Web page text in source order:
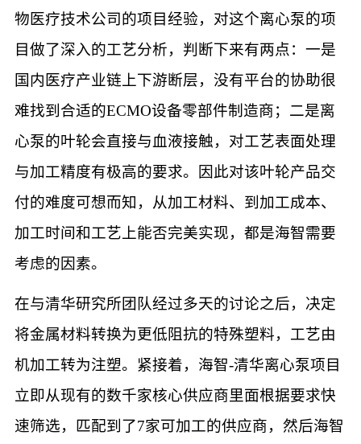
物医疗技术公司的项目经验，对这个离心泵的项
目做了深入的工艺分析，判断下来有两点：一是
国内医疗产业链上下游断层，没有平台的协助很
难找到合适的ECMO设备零部件制造商；二是离
心泵的叶轮会直接与血液接触，对工艺表面处理
与加工精度有极高的要求。因此对该叶轮产品交
付的难度可想而知，从加工材料、到加工成本、
加工时间和工艺上能否完美实现，都是海智需要
考虑的因素。
在与清华研究所团队经过多天的讨论之后，决定
将金属材料转换为更低阻抗的特殊塑料，工艺由
机加工转为注塑。紧接着，海智-清华离心泵项目
立即从现有的数千家核心供应商里面根据要求快
速筛选，匹配到了7家可加工的供应商，然后海智